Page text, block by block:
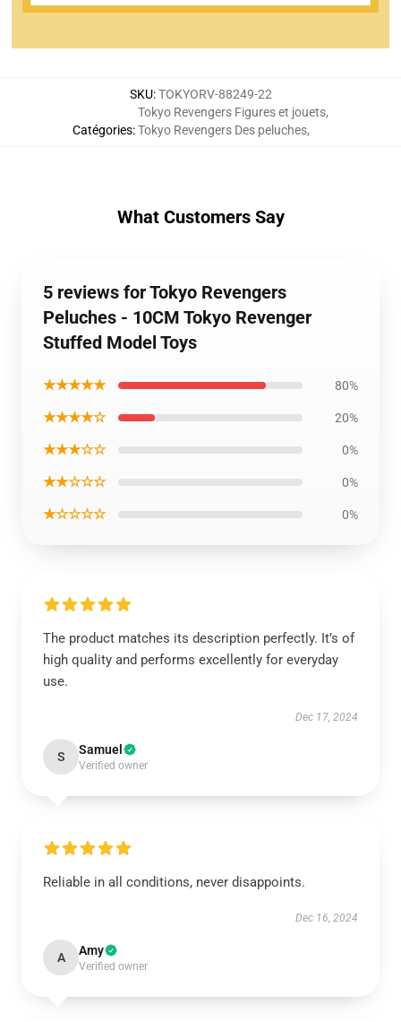
SKU:TOKYORV-88249-22
Catégories:
Tokyo Revengers Figures et jouets,
Tokyo Revengers Des peluches,
What Customers Say
5 reviews for Tokyo Revengers
Peluches - 10CM Tokyo Revenger
Stuffed Model Toys
★★★★★ 80%
★★★★☆ 20%
★★★☆☆ 0%
★★☆☆☆ 0%
★☆☆☆☆ 0%
The product matches its description perfectly. It’s of
high quality and performs excellently for everyday
use.
Dec 17, 2024
S Samuel
Verified owner
Reliable in all conditions, never disappoints.
Dec 16, 2024
A Amy
Verified owner